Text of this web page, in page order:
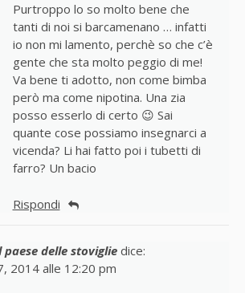
Purtroppo lo so molto bene che
tanti di noi si barcamenano … infatti
io non mi lamento, perchè so che c’è
gente che sta molto peggio di me!
Va bene ti adotto, non come bimba
però ma come nipotina. Una zia
posso esserlo di certo 😉 Sai
quante cose possiamo insegnarci a
vicenda? Li hai fatto poi i tubetti di
farro? Un bacio
Rispondi
paese delle stoviglie dice:
2014 alle 12:20 pm